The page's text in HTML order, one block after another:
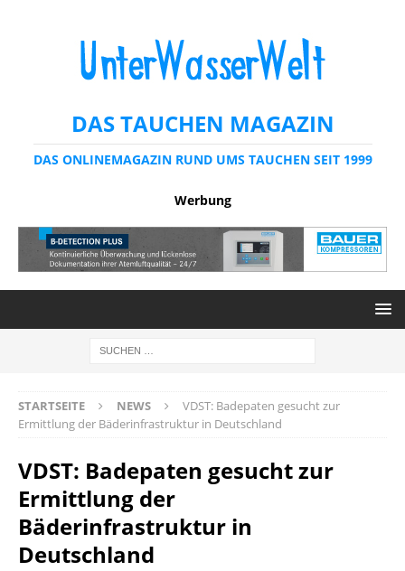
DAS TAUCHEN MAGAZIN
DAS ONLINEMAGAZIN RUND UMS TAUCHEN SEIT 1999
Werbung
STARTSEITE NEWS
VDST: Badepaten gesucht zur
Ermittlung der Bäderinfrastruktur in Deutschland
VDST: Badepaten gesucht zur
Ermittlung der
Bäderinfrastruktur in
Deutschland